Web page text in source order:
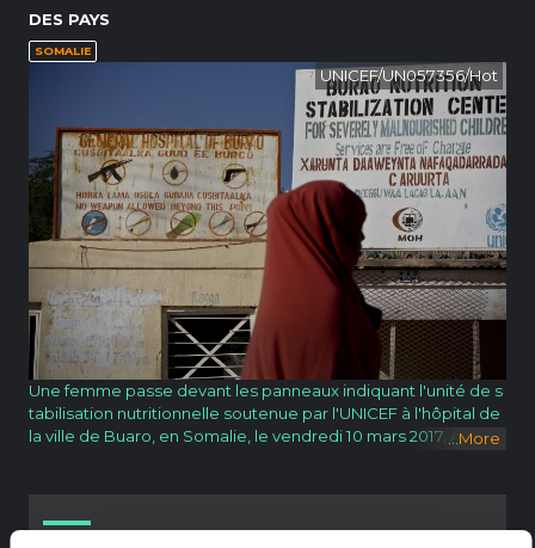
DES PAYS
SOMALIE
UNICEF/UN057356/Hot
Une femme passe devant les panneaux indiquant l'unité de s
tabilisation nutritionnelle soutenue par l'UNICEF à l'hôpital de
la ville de Buaro, en Somalie, le vendredi 10 mars 2017. Alors q
nsécurité alimentaire grave, soit ont besoin d’un soutien pour
... More